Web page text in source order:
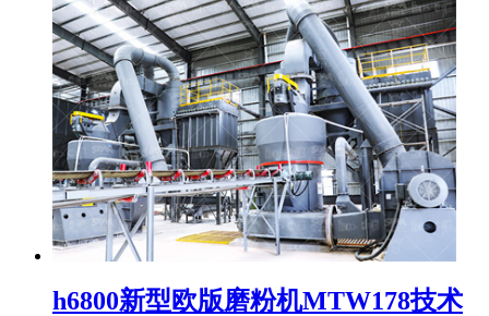
h6800新型欧版磨粉机MTW178技术